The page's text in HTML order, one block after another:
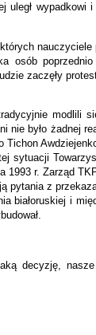
wypadkowi i
osób
zaczęły
modlili
nie było żadnej
sytuacji
r. Zarząd
pytania z
białoruskiej i
decyzję,